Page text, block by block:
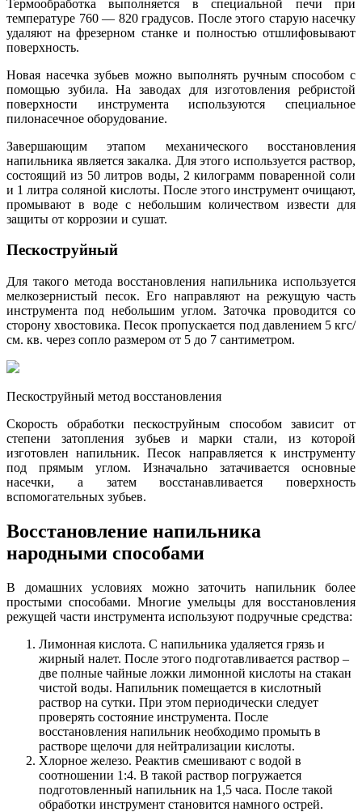
Термообработка выполняется в специальной печи при
температуре 760 — 820 градусов. После этого старую насечку
удаляют на фрезерном станке и полностью отшлифовывают
поверхность.
Новая насечка зубьев можно выполнять ручным способом с
помощью зубила. На заводах для изготовления ребристой
поверхности инструмента используются специальное
пилонасечное оборудование.
Завершающим этапом механического восстановления
напильника является закалка. Для этого используется раствор,
состоящий из 50 литров воды, 2 килограмм поваренной соли
и 1 литра соляной кислоты. После этого инструмент очищают,
промывают в воде с небольшим количеством извести для
защиты от коррозии и сушат.
Пескоструйный
Для такого метода восстановления напильника используется
мелкозернистый песок. Его направляют на режущую часть
инструмента под небольшим углом. Заточка проводится со
сторону хвостовика. Песок пропускается под давлением 5 кгс/
см. кв. через сопло размером от 5 до 7 сантиметром.
Пескоструйный метод восстановления
Скорость обработки пескоструйным способом зависит от
степени затопления зубьев и марки стали, из которой
изготовлен напильник. Песок направляется к инструменту
под прямым углом. Изначально затачивается основные
насечки, а затем восстанавливается поверхность
вспомогательных зубьев.
Восстановление напильника
народными способами
В домашних условиях можно заточить напильник более
простыми способами. Многие умельцы для восстановления
режущей части инструмента используют подручные средства:
Лимонная кислота. С напильника удаляется грязь и
жирный налет. После этого подготавливается раствор –
две полные чайные ложки лимонной кислоты на стакан
чистой воды. Напильник помещается в кислотный
раствор на сутки. При этом периодически следует
проверять состояние инструмента. После
восстановления напильник необходимо промыть в
растворе щелочи для нейтрализации кислоты.
Хлорное железо. Реактив смешивают с водой в
соотношении 1:4. В такой раствор погружается
подготовленный напильник на 1,5 часа. После такой
обработки инструмент становится намного острей.